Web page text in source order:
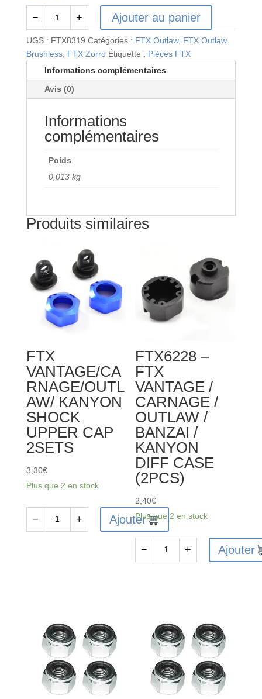
quantité
de
FTX8319
-
OUTLAW
MOUNTS
− + Ajouter au panier
UGS : FTX8319 Catégories : FTX Outlaw, FTX Outlaw
Brushless, FTX Zorro Étiquette : Pièces FTX
Informations complémentaires
Avis (0)
Informations
complémentaires
Poids
0,013 kg
Produits similaires
FTX
VANTAGE/CA
RNAGE/OUTL
AW/ KANYON
SHOCK
UPPER CAP
2SETS
3,30€
Plus que 2 en stock
2SETS
− + Ajouter
FTX6228 –
FTX
VANTAGE /
CARNAGE /
OUTLAW /
BANZAI /
KANYON
DIFF CASE
(2PCS)
2,40€
Plus que 2 en stock
VANTAGE
CARNAGE
OUTLAW
− + Ajouter